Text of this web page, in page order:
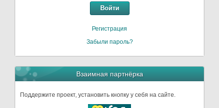
Войти
Регистрация
Забыли пароль?
Взаимная партнёрка
Поддержите проект, установить кнопку у себя на сайте.